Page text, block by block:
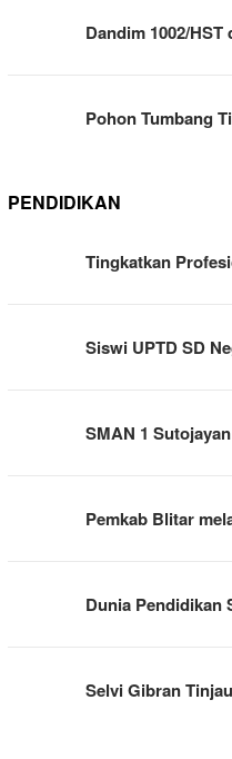
Dandim 1002/
Pohon Tumbang
PENDIDIKAN
Tingkatkan
Siswi UPTD SD
SMAN 1
Pemkab Blitar
Dunia
Selvi Gibran